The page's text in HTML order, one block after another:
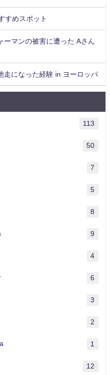
すめスポット
ーマンの被害に遭った Aさん
走になった経験 in ヨーロッパ
113
50
7
5
8
9
4
6
3
2
1
12